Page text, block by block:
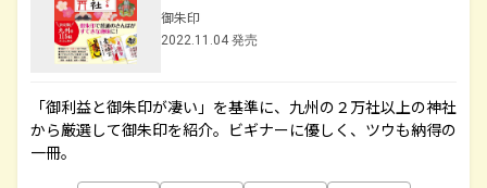
御朱印
2022.11.04 発売
「御利益と御朱印が凄い」を基準に、九州の２万社以上の神社
から厳選して御朱印を紹介。ビギナーに優しく、ツウも納得の
一冊。